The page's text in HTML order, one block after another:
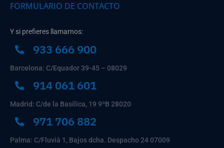
FORMULARIO DE CONTACTO
Y si prefieres llamarnos:
933 666 900
Barcelona: C/Equador 39-45 – 08029
914 061 601
Madrid: C/de la Basílica, 19 9ºB 28020
971 706 882
Palma: C/Fluvià 1, Bajos dcha. Despacho 24 07009